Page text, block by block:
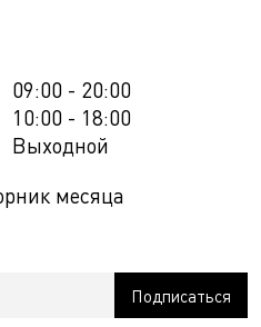
09:00 - 20:00
10:00 - 18:00
Выходной
месяца